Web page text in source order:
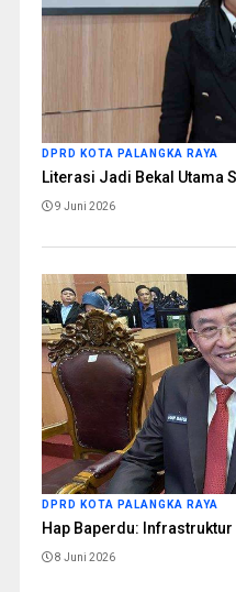
DPRD KOTA PALANGKA RAYA
Literasi Jadi Bekal Utama
9 Juni 2026
DPRD KOTA PALANGKA RAYA
Hap Baperdu:
8 Juni 2026